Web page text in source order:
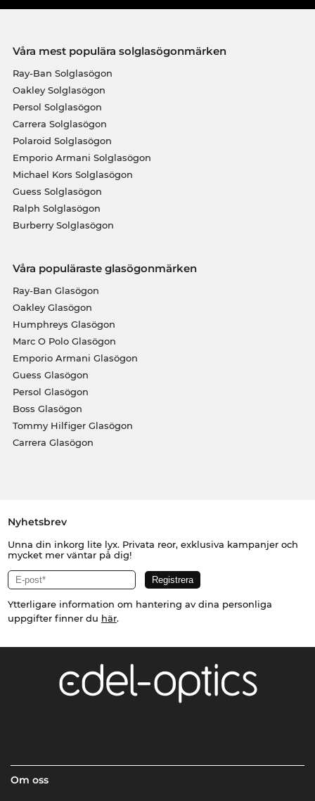
Våra mest populära solglasögonmärken
Ray-Ban Solglasögon
Oakley Solglasögon
Persol Solglasögon
Carrera Solglasögon
Polaroid Solglasögon
Emporio Armani Solglasögon
Michael Kors Solglasögon
Guess Solglasögon
Ralph Solglasögon
Burberry Solglasögon
Våra populäraste glasögonmärken
Ray-Ban Glasögon
Oakley Glasögon
Humphreys Glasögon
Marc O Polo Glasögon
Emporio Armani Glasögon
Guess Glasögon
Persol Glasögon
Boss Glasögon
Tommy Hilfiger Glasögon
Carrera Glasögon
Nyhetsbrev
Unna din inkorg lite lyx. Privata reor, exklusiva kampanjer och
mycket mer väntar på dig!
Ytterligare information om hantering av dina personliga
uppgifter finner du här.
Om oss